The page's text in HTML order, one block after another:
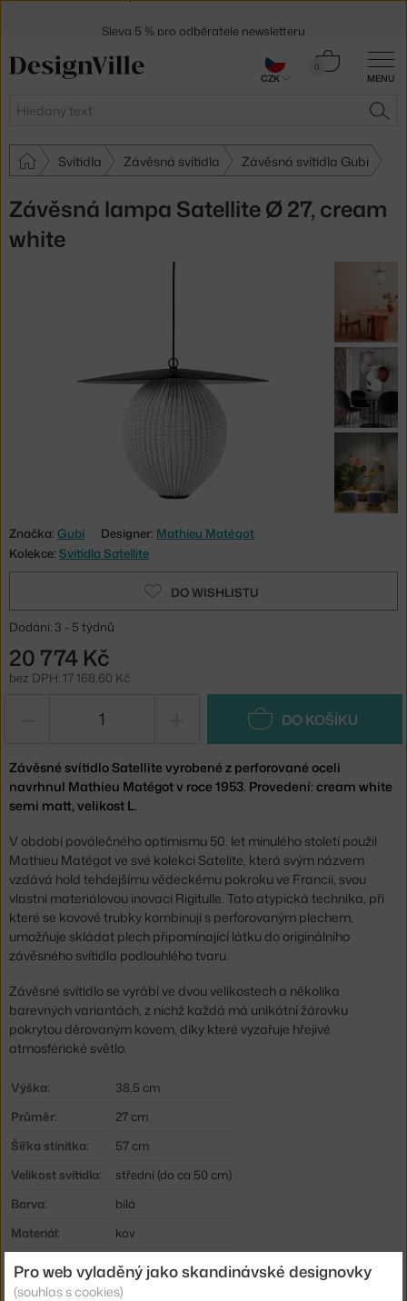
MENU
Hledat
0
Košík
Svítidla Závěsná svítidla Závěsná svítidla Gubi
Závěsná lampa Satellite Ø 27, cream
white
Značka: Gubi Designer: Mathieu Matégot
Kolekce: Svítidla Satellite
DO WISHLISTU
Dodání: 3 - 5 týdnů
20 774 Kč
bez DPH: 17 168,60 Kč
DO KOŠÍKU
Závěsné svítidlo Satellite vyrobené z perforované oceli
navrhnul Mathieu Matégot v roce 1953. Provedení: cream white
semi matt, velikost L.
V období poválečného optimismu 50. let minulého století použil
Mathieu Matégot ve své kolekci Satelite, která svým názvem
vzdává hold tehdejšímu vědeckému pokroku ve Francii, svou
vlastní materiálovou inovaci Rigitulle. Tato atypická technika, při
které se kovové trubky kombinují s perforovaným plechem,
umožňuje skládat plech připomínající látku do originálního
závěsného svítidla podlouhlého tvaru.
Závěsné svítidlo se vyrábí ve dvou velikostech a několika
barevných variantách, z nichž každá má unikátní žárovku
pokrytou děrovaným kovem, díky které vyzařuje hřejivé
atmosférické světlo.
Výška:
38,5 cm
Průměr:
27 cm
Šířka stínítka:
57 cm
Velikost svítidla:
střední (do ca 50 cm)
Barva:
bílá
Materiál:
kov
Krytí:
IP20
Hlavní materiál:
kov
30 dní na vrácení zboží
CZK
Pro web vyladěný jako skandinávské designovky
(souhlas s cookies)